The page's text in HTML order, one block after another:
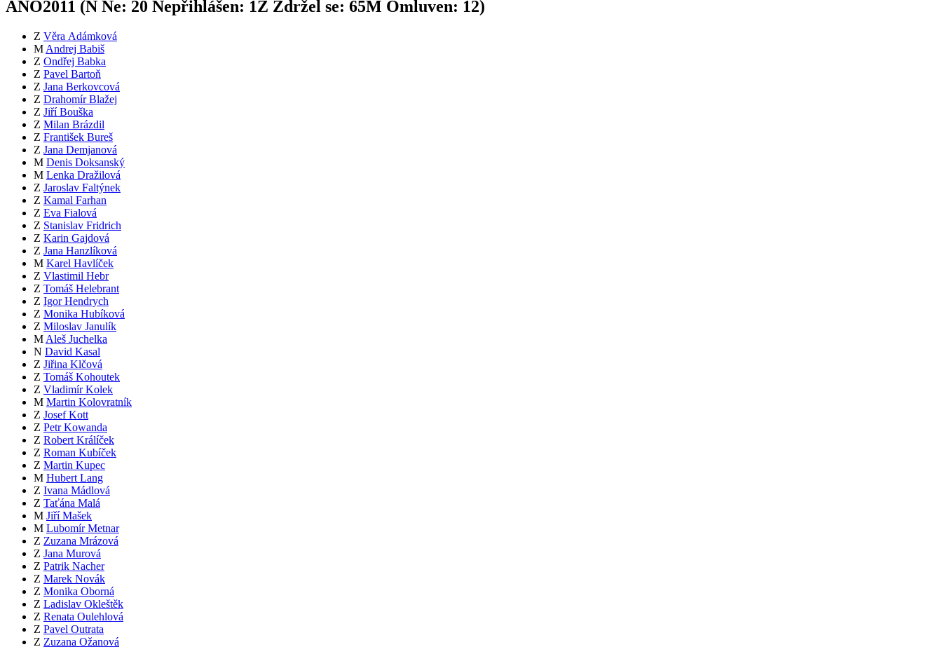
ANO2011 (N Ne: 20 Nepřihlášen: 1Z Zdržel se: 65M Omluven: 12)
Z Věra Adámková
M Andrej Babiš
Z Ondřej Babka
Z Pavel Bartoň
Z Jana Berkovcová
Z Drahomír Blažej
Z Jiří Bouška
Z Milan Brázdil
Z František Bureš
Z Jana Demjanová
M Denis Doksanský
M Lenka Dražilová
Z Jaroslav Faltýnek
Z Kamal Farhan
Z Eva Fialová
Z Stanislav Fridrich
Z Karin Gajdová
Z Jana Hanzlíková
M Karel Havlíček
Z Vlastimil Hebr
Z Tomáš Helebrant
Z Igor Hendrych
Z Monika Hubíková
Z Miloslav Janulík
M Aleš Juchelka
N David Kasal
Z Jiřina Klčová
Z Tomáš Kohoutek
Z Vladimír Kolek
M Martin Kolovratník
Z Josef Kott
Z Petr Kowanda
Z Robert Králíček
Z Roman Kubíček
Z Martin Kupec
M Hubert Lang
Z Ivana Mádlová
Z Taťána Malá
M Jiří Mašek
M Lubomír Metnar
Z Zuzana Mrázová
Z Jana Murová
Z Patrik Nacher
Z Marek Novák
Z Monika Oborná
Z Ladislav Okleštěk
Z Renata Oulehlová
Z Pavel Outrata
Z Zuzana Ožanová